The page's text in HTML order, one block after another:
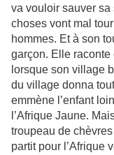
va vouloir sauver
choses vont mal
hommes. Et à son
garçon. Elle raconte
lorsque son village
du village donna
emmène l’enfant
l’Afrique Jaune.
troupeau de
partit pour l’Afrique